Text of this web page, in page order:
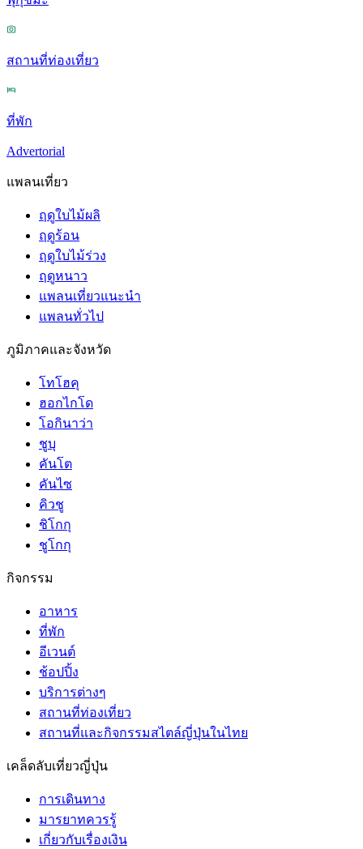
สถานที่ท่องเที่ยว
ที่พัก
Advertorial
แพลนเที่ยว
ฤดูใบไม้ผลิ
ฤดูร้อน
ฤดูใบไม้ร่วง
ฤดูหนาว
แพลนเที่ยวแนะนำ
แพลนทั่วไป
ภูมิภาคและจังหวัด
โทโฮคุ
ฮอกไกโด
โอกินาว่า
ชูบุ
คันโต
คันไซ
คิวชู
ชิโกกุ
ชูโกกุ
กิจกรรม
อาหาร
ที่พัก
อีเวนต์
ช้อปปิ้ง
บริการต่างๆ
สถานที่ท่องเที่ยว
สถานที่และกิจกรรมสไตล์ญี่ปุ่นในไทย
เคล็ดลับเที่ยวญี่ปุ่น
การเดินทาง
มารยาทควรรู้
เกี่ยวกับเรื่องเงิน